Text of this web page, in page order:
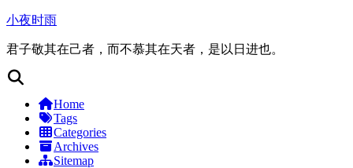
小夜时雨
君子敬其在己者，而不慕其在天者，是以日进也。
Home
Tags
Categories
Archives
Sitemap